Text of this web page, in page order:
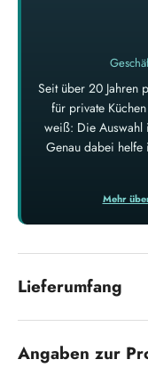
Seit über 20 Jahren
für private
weiß: Die Auswahl
Genau dabei
Mehr
Lieferumfang
Angaben zur